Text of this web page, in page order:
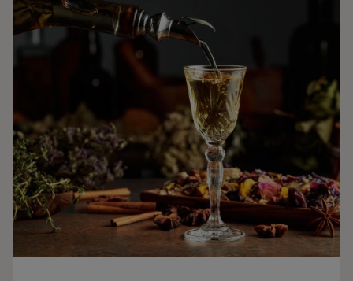
Gin
Konjak
Likör
Rom
Shots